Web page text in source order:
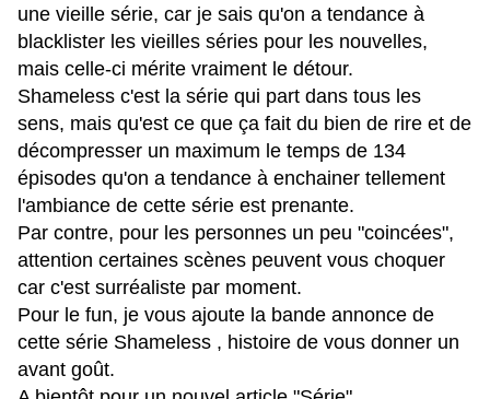
une vieille série, car je sais qu'on a tendance à
blacklister les vieilles séries pour les nouvelles,
mais celle-ci mérite vraiment le détour.
Shameless c'est la série qui part dans tous les
sens, mais qu'est ce que ça fait du bien de rire et de
décompresser un maximum le temps de 134
épisodes qu'on a tendance à enchainer tellement
l'ambiance de cette série est prenante.
Par contre, pour les personnes un peu "coincées",
attention certaines scènes peuvent vous choquer
car c'est surréaliste par moment.
Pour le fun, je vous ajoute la bande annonce de
cette série Shameless , histoire de vous donner un
avant goût.